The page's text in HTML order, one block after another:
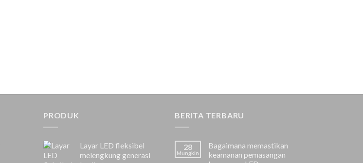
PRODUK
Layar LED fleksibel
melengkung generasi
BERITA TERBARU
28
Mungkin
Bagaimana memastikan
keamanan pemasangan